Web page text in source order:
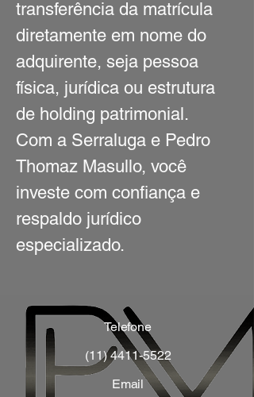
transferência da matrícula
diretamente em nome do
adquirente, seja pessoa
física, jurídica ou estrutura
de holding patrimonial.
Com a Serraluga e Pedro
Thomaz Masullo, você
investe com confiança e
respaldo jurídico
especializado.
Telefone
(11) 4411-5522
Email